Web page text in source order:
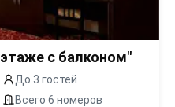
с балконом"
До 3 гостей
Всего 6 номеров